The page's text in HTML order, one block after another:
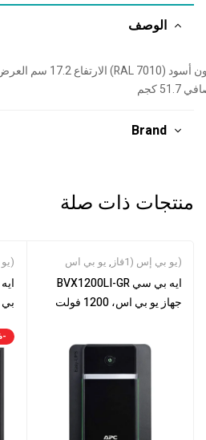
الوصف
51.7 كجم
Brand
منتجات ذات صلة
(يو بي إس (1فاز , يو بي اس
ايه بي سي BVX1200LI-GR
جهاز يو بي اس، 1200 فولت
(يو
-7%